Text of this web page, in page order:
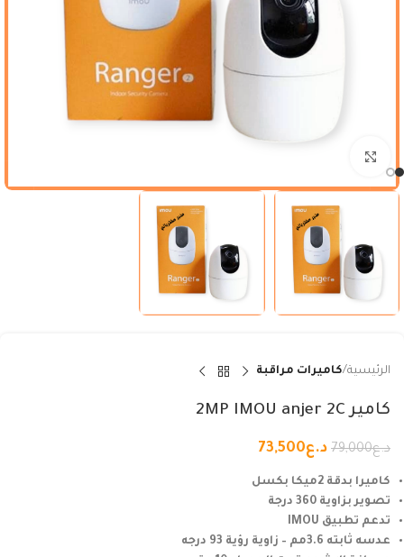
الرئيسية كاميرات مراقبة
كامير 2MP IMOU anjer 2C
د.ع79,000 د.ع73,500
كاميرا بدقة 2ميكا بكسل
تصوير بزاوية 360 درجة
تدعم تطبيق IMOU
عدسه ثابته 3.6مم – زاوية رؤية 93 درجه